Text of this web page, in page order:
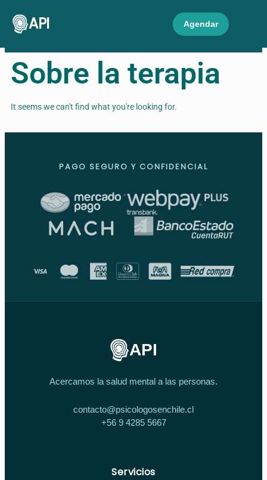
API Agendar
Sobre la terapia
It seems we can't find what you're looking for.
PAGO SEGURO Y CONFIDENCIAL
API
Acercamos la salud mental a las personas.
contacto@psicologosenchile.cl
+56 9 4285 5667
Servicios